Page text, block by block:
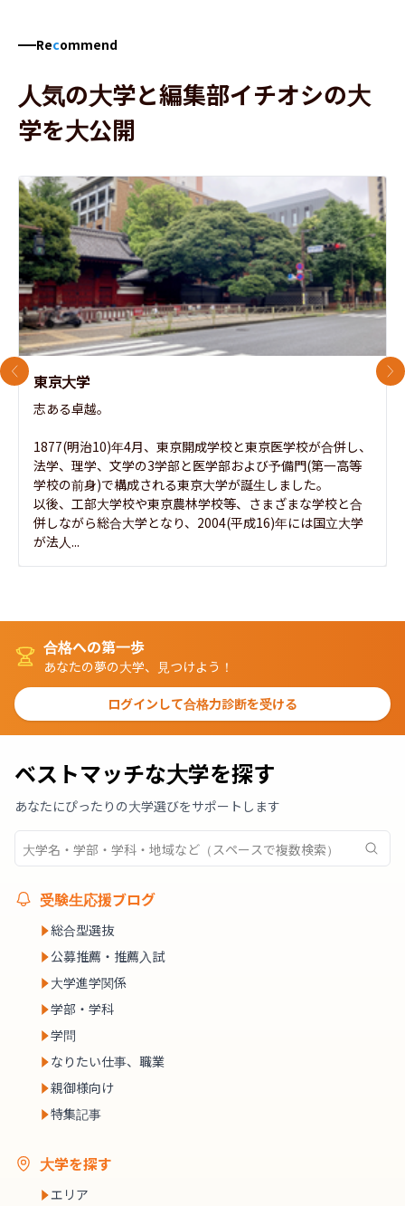
Recommend
人気の大学と編集部イチオシの大
学を大公開
東京大学
志ある卓越。
1877(明治10)年4月、東京開成学校と東京医学校が合併し、
法学、理学、文学の3学部と医学部および予備門(第一高等
学校の前身)で構成される東京大学が誕生しました。
以後、工部大学校や東京農林学校等、さまざまな学校と合
併しながら総合大学となり、2004(平成16)年には国立大学
が法人...
前のスライド 次
合格への第一歩
あなたの夢の大学、見つけよう！
ログインして合格力診断を受ける
ベストマッチな大学を探す
あなたにぴったりの大学選びをサポートします
受験生応援ブログ
総合型選抜
公募推薦・推薦入試
大学進学関係
学部・学科
学問
なりたい仕事、職業
親御様向け
特集記事
大学を探す
エリア